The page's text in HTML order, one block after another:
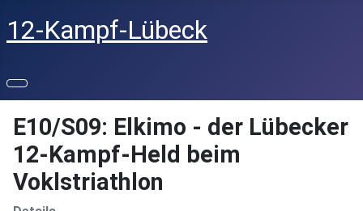
12-Kampf-Lübeck
E10/S09: Elkimo - der Lübecker
12-Kampf-Held beim
Voklstriathlon